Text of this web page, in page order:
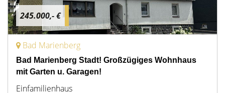
245.000,- €
Bad Marienberg
Bad Marienberg Stadt! Großzügiges Wohnhaus
mit Garten u. Garagen!
Einfamilienhaus